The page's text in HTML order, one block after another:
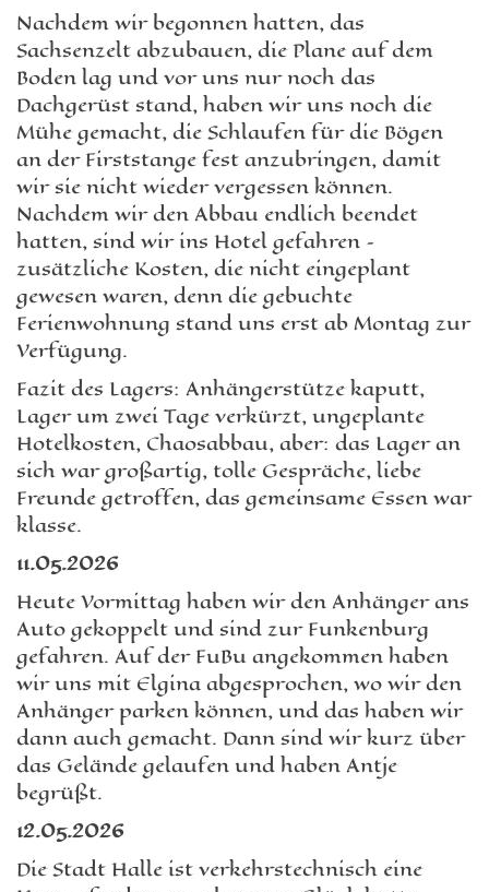
Nachdem wir begonnen hatten, das
Sachsenzelt abzubauen, die Plane auf dem
Boden lag und vor uns nur noch das
Dachgerüst stand, haben wir uns noch die
Mühe gemacht, die Schlaufen für die Bögen
an der Firststange fest anzubringen, damit
wir sie nicht wieder vergessen können.
Nachdem wir den Abbau endlich beendet
hatten, sind wir ins Hotel gefahren –
zusätzliche Kosten, die nicht eingeplant
gewesen waren, denn die gebuchte
Ferienwohnung stand uns erst ab Montag zur
Verfügung.
Fazit des Lagers: Anhängerstütze kaputt,
Lager um zwei Tage verkürzt, ungeplante
Hotelkosten, Chaosabbau, aber: das Lager an
sich war großartig, tolle Gespräche, liebe
Freunde getroffen, das gemeinsame Essen war
klasse.
11.05.2026
Heute Vormittag haben wir den Anhänger ans
Auto gekoppelt und sind zur Funkenburg
gefahren. Auf der FuBu angekommen haben
wir uns mit Elgina abgesprochen, wo wir den
Anhänger parken können, und das haben wir
dann auch gemacht. Dann sind wir kurz über
das Gelände gelaufen und haben Antje
begrüßt.
12.05.2026
Die Stadt Halle ist verkehrstechnisch eine